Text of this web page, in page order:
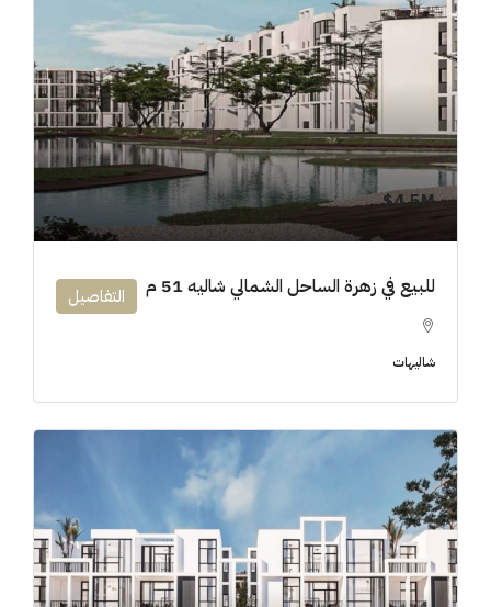
4.5M$
للبيع في زهرة الساحل الشمالي شاليه 51 م
شاليهات
التفاصيل